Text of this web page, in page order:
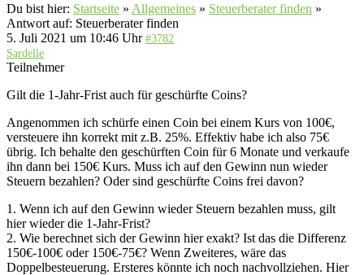
Du bist hier: Startseite » Allgemeines » Steuerberater finden »
Antwort auf: Steuerberater finden
5. Juli 2021 um 10:46 Uhr #3782
Sardelle
Teilnehmer
Gilt die 1-Jahr-Frist auch für geschürfte Coins?
Angenommen ich schürfe einen Coin bei einem Kurs von 100€,
versteuere ihn korrekt mit z.B. 25%. Effektiv habe ich also 75€
übrig. Ich behalte den geschürften Coin für 6 Monate und verkaufe
ihn dann bei 150€ Kurs. Muss ich auf den Gewinn nun wieder
Steuern bezahlen? Oder sind geschürfte Coins frei davon?
1. Wenn ich auf den Gewinn wieder Steuern bezahlen muss, gilt
hier wieder die 1-Jahr-Frist?
2. Wie berechnet sich der Gewinn hier exakt? Ist das die Differenz
150€-100€ oder 150€-75€? Wenn Zweiteres, wäre das
Doppelbesteuerung. Ersteres könnte ich noch nachvollziehen. Hier